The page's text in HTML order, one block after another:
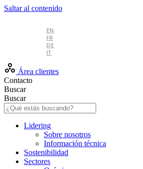
Saltar al contenido
EN
FR
DE
IT
Área clientes
Contacto
Buscar
Buscar
Lidering
Sobre nosotros
Información técnica
Sostenibilidad
Sectores